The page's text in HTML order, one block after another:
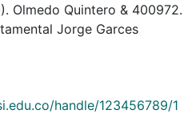
Olmedo Quintero & 400972.
Jorge Garces
handle/123456789/1